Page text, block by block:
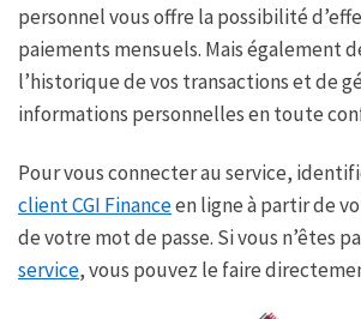
personnel vous offre la possibilité
paiements mensuels. Mais également
l’historique de vos transactions et de
informations personnelles en toute
Pour vous connecter au service,
client CGI Financeen ligne à partir de
de votre mot de passe. Si vous n’êtes
service, vous pouvez le faire